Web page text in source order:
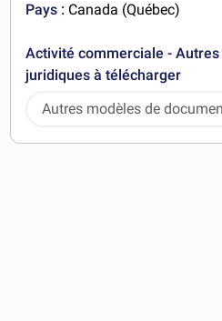
Pays : Canada (Québec)
Activité commerciale -
juridiques à télécharger
Autres modèles de
télécharger